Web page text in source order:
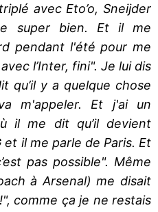
avec Eto’o, Sneijder
super bien. Et il me
pendant l'été pour me
l’Inter, fini". Je lui dis
qu’il y a quelque chose
m'appeler. Et j'ai un
il me dit qu’il devient
il me parle de Paris. Et
pas possible". Même
à Arsenal) me disait
comme ça je ne restais